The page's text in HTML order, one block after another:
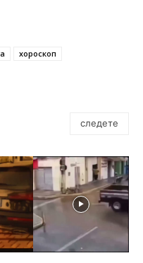
хороскоп
следете